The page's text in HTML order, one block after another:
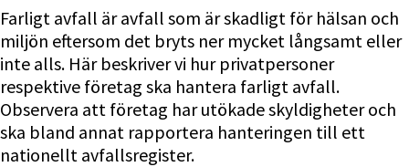
Farligt avfall är avfall som är skadligt för hälsan och
miljön eftersom det bryts ner mycket långsamt eller
inte alls. Här beskriver vi hur privatpersoner
respektive företag ska hantera farligt avfall.
Observera att företag har utökade skyldigheter och
ska bland annat rapportera hanteringen till ett
nationellt avfallsregister.